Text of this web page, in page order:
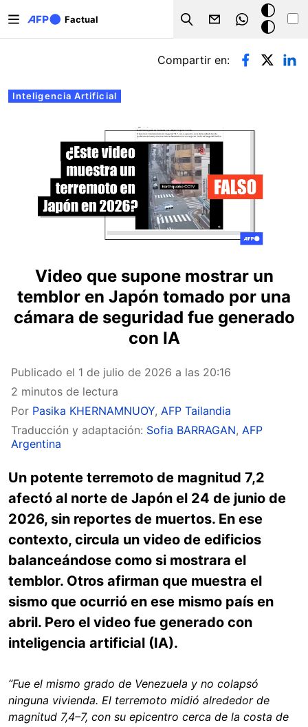
Factual
Search
Modo
oscuro
Solapas principales
Inteligencia Artificial
Compartir en:
Video que supone mostrar un
temblor en Japón tomado por una
cámara de seguridad fue generado
con IA
Publicado el 1 de julio de 2026 a las 20:16
2 minutos de lectura
Por Pasika KHERNAMNUOY, AFP Tailandia
Traducción y adaptación: Sofia BARRAGAN, AFP
Argentina
Un potente terremoto de magnitud 7,2
afectó al norte de Japón el 24 de junio de
2026, sin reportes de muertos. En ese
contexto, circula un video de edificios
balanceándose como si mostrara el
temblor. Otros afirman que muestra el
sismo que ocurrió en ese mismo país en
abril. Pero el video fue generado con
inteligencia artificial (IA).
“Fue el mismo grado de Venezuela y no colapsó
ninguna vivienda. El terremoto midió alrededor de
magnitud 7,4–7, con su epicentro cerca de la costa de